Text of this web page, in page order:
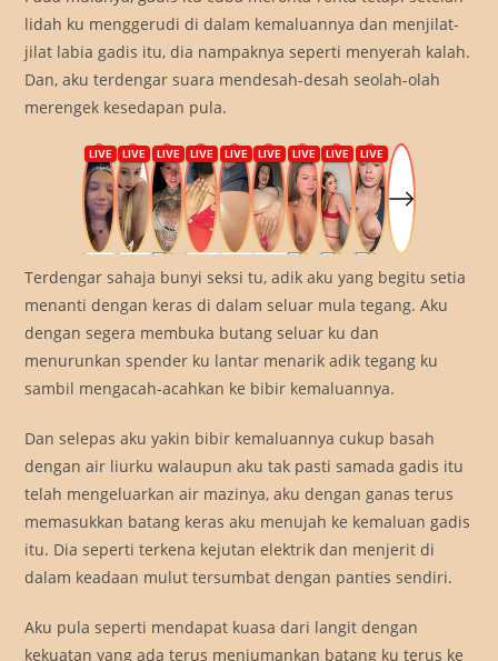
lidah ku menggerudi di dalam kemaluannya dan menjilat-
jilat labia gadis itu, dia nampaknya seperti menyerah kalah.
Dan, aku terdengar suara mendesah-desah seolah-olah
merengek kesedapan pula.
Terdengar sahaja bunyi seksi tu, adik aku yang begitu setia
menanti dengan keras di dalam seluar mula tegang. Aku
dengan segera membuka butang seluar ku dan
menurunkan spender ku lantar menarik adik tegang ku
sambil mengacah-acahkan ke bibir kemaluannya.
Dan selepas aku yakin bibir kemaluannya cukup basah
dengan air liurku walaupun aku tak pasti samada gadis itu
telah mengeluarkan air mazinya, aku dengan ganas terus
memasukkan batang keras aku menujah ke kemaluan gadis
itu. Dia seperti terkena kejutan elektrik dan menjerit di
dalam keadaan mulut tersumbat dengan panties sendiri.
Aku pula seperti mendapat kuasa dari langit dengan
kekuatan yang ada terus menjumankan batang ku terus ke